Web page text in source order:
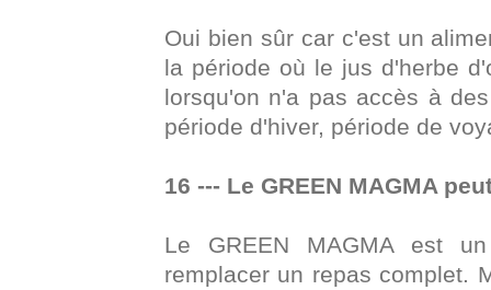
Oui bien sûr car c'est un
la période où le jus d'herbe
lorsqu'on n'a pas accès à
période d'hiver, période de
16 --- Le GREEN MAGMA
Le GREEN MAGMA est
remplacer un repas complet.